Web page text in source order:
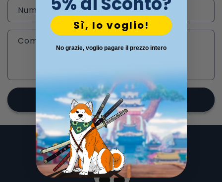
d
i
t
a
t
t
Numero di telefono
Commenta
Invia
Sì, lo voglio!
No grazie, voglio pagare il prezzo intero